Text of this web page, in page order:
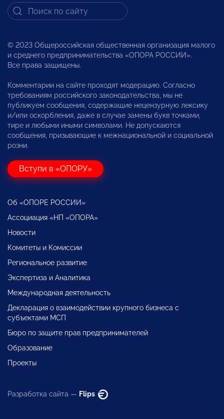
© 2023 Общероссийская общественная организация малого
и среднего предпринимательства «ОПОРА РОССИИ».
Все права защищены.
Комментарии на сайте проходят модерацию. Согласно
требованиям российского законодательства, мы не
публикуем сообщения, содержащие нецензурную лексику
и/или оскорбления, даже в случае замены букв точками,
тире и любыми иными символами. Не допускаются
сообщения, призывающие к межнациональной и социальной
розни.
Вступи в «ОПОРУ»
Об «ОПОРЕ РОССИИ»
Ассоциация «НП «ОПОРА»
Новости
Комитеты и Комиссии
Региональное развитие
Экспертиза и Аналитика
Международная деятельность
Декларация о взаимодействии крупного бизнеса с
субъектами МСП
Бюро по защите прав предпринимателей
Образование
Проекты
Разработка сайта — Flips